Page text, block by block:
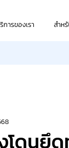
การของเรา สำห
งโดน